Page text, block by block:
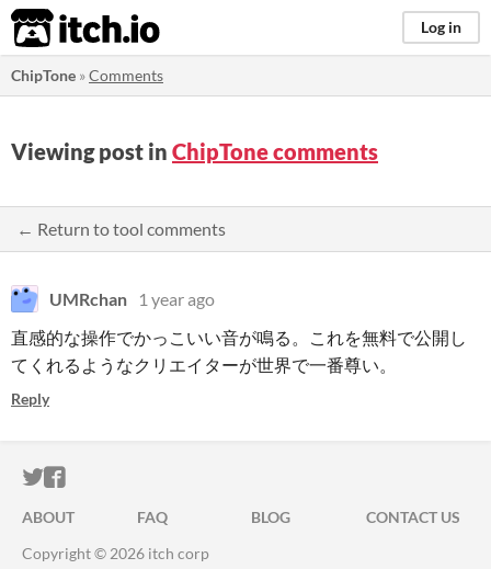
itch.io Log in
ChipTone »Comments
Viewing post in ChipTone comments
← Return to tool comments
UMRchan
1 year ago
直感的な操作でかっこいい音が鳴る。これを無料で公開し
てくれるようなクリエイターが世界で一番尊い。
Reply
ITCH.IO ON TWITTER
ITCH.IO ON FACEBOOK
ABOUT FAQ BLOG
CONTACT US
Copyright © 2026 itch corp